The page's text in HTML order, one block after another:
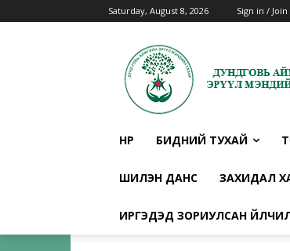
Saturday, August 8, 2026 Sign in / Join
НҮҮР БИДНИЙ ТУХАЙ
ШИЛЭН ДАНС ЗАХИДАЛ
ИРГЭДЭД ЗОРИУЛСАН